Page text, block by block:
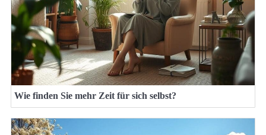
Wie finden Sie mehr Zeit für sich selbst?